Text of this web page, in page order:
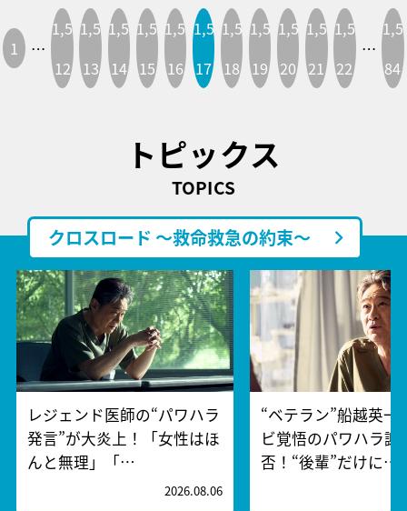
1 …
1,5
12
1,5
13
1,5
14
1,5
15
1,5
16
1,5
17
1,5
18
1,5
19
1,5
20
1,5
21
1,5
22
…
1,5
84
トピックス
TOPICS
クロスロード ～救命救急の約束～
レジェンド医師の“パワハラ
発言”が大炎上！「女性はほ
んと無理」「…
2026.08.06
“ベテラン”船越英一
ビ覚悟のパワハラ謝
否！“後輩”だけに…